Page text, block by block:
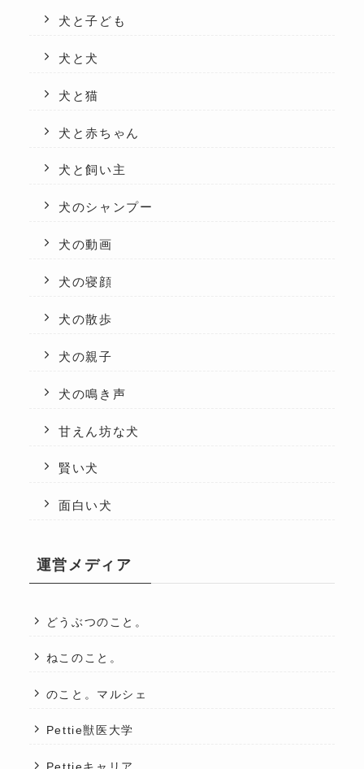
犬と子ども
犬と犬
犬と猫
犬と赤ちゃん
犬と飼い主
犬のシャンプー
犬の動画
犬の寝顔
犬の散歩
犬の親子
犬の鳴き声
甘えん坊な犬
賢い犬
面白い犬
運営メディア
どうぶつのこと。
ねこのこと。
のこと。マルシェ
Pettie獣医大学
Pettieキャリア